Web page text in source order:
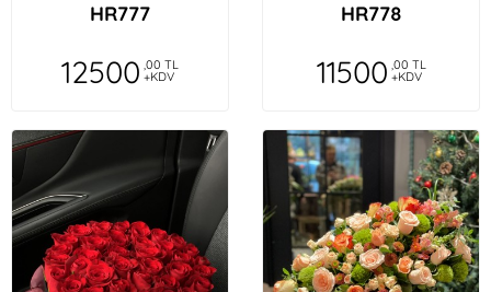
HR777
12500 ,00 TL
+KDV
HR778
11500 ,00 TL
+KDV